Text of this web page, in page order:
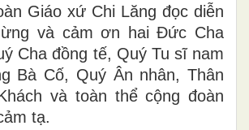
Giáo xứ Chi Lăng đọc diễn
và cảm ơn hai Đức Cha
Cha đồng tế, Quý Tu sĩ nam
Bà Cố, Quý Ân nhân, Thân
và toàn thể cộng đoàn
tạ.